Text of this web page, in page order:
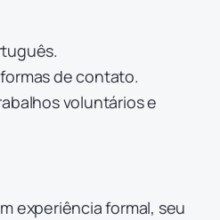
de contato.
voluntários e
experiência formal, seu